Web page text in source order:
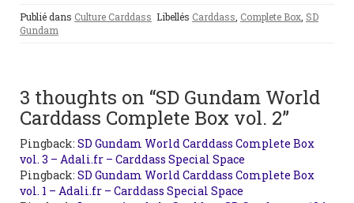
Publié dans Culture Carddass Libellés Carddass, Complete Box, SD
Gundam
3 thoughts on “SD Gundam World
Carddass Complete Box vol. 2”
Pingback: SD Gundam World Carddass Complete Box
vol. 3 – Adali.fr – Carddass Special Space
Pingback: SD Gundam World Carddass Complete Box
vol. 1 – Adali.fr – Carddass Special Space